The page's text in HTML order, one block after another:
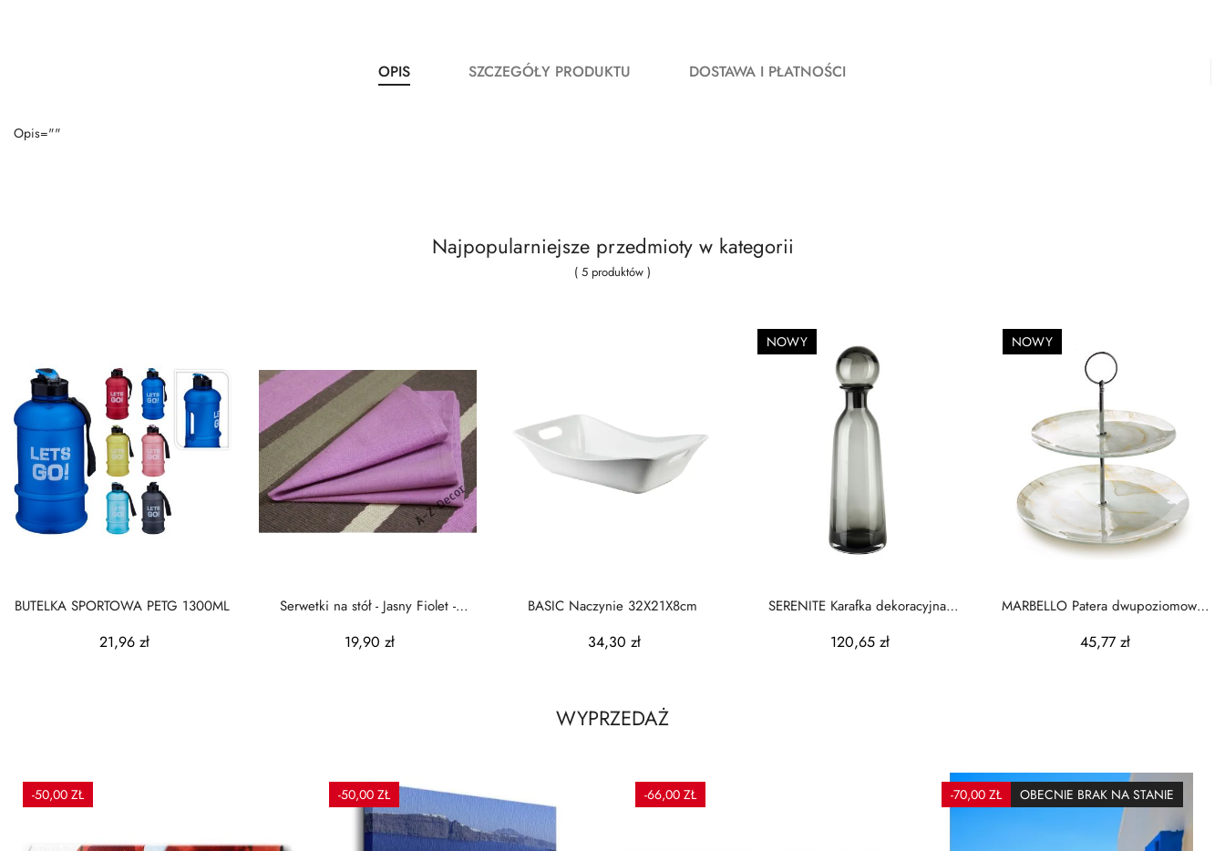
OPIS SZCZEGÓŁY PRODUKTU DOSTAWA I PŁATNOŚCI
Opis=""
Najpopularniejsze przedmioty w kategorii
( 5 produktów )
BUTELKA SPORTOWA PETG 1300ML
21,96 zł
Serwetki na stół - Jasny Fiolet -
19,90 zł
BASIC Naczynie 32X21X8cm
34,30 zł
NOWY
SERENITE Karafka dekoracyjna
120,65 zł
NOWY
MARBELLO Patera dwupoziomowa
45,77 zł
WYPRZEDAŻ
-50,00 ZŁ -50,00 ZŁ -66,00 ZŁ -70,00 ZŁ OBECNIE BRAK NA STANIE